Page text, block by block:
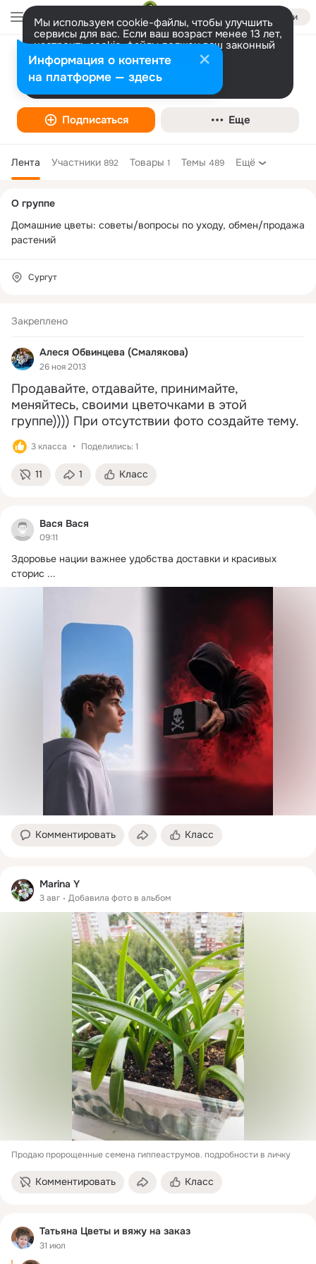
Войти
Мы используем cookie-файлы, чтобы улучшить
сервисы для вас. Если ваш возраст менее 13 лет,
настроить cookie-файлы должен ваш законный
представитель. Больше информации
Разрешить все Настроить
Домашние цветы и растения - Сургут
Фан-клуб
Подписаться Еще
Лента Участники 892 Товары 1 Темы 489 Ещё
Закреплено
Алеся Обвинцева (Смалякова)
26 ноя 2013
Продавайте, отдавайте, принимайте,
меняйтесь, своими цветочками в этой
группе)))) При отсутствии фото создайте тему.
3 класса Поделились: 1
11 1 Класс
Вася Вася
09:11
Здоровье нации важнее удобства доставки и красивых
сторис ...
Комментировать Класс
Marina Y
3 авг Добавила фото в альбом
Продаю пророщенные семена гиппеаструмов. подробности в личку
Комментировать Класс
Татьяна Цветы и вяжу на заказ
31 июл
колонка
О группе
Домашние цветы: советы/вопросы по уходу, обмен/продажа
растений
Сургут
Информация о контенте
на платформе — здесь